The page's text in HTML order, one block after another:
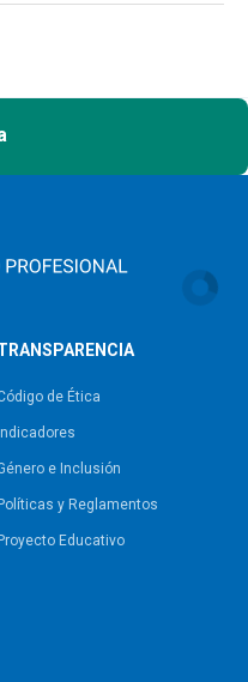
de Ética
Indicadores
e Inclusión
Políticas y Reglamentos​
Proyecto Educativo